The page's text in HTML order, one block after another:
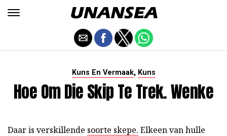
Kuns En Vermaak, Kuns
Hoe Om Die Skip Te Trek. Wenke
Daar is verskillende soorte skepe. Elkeen van hulle